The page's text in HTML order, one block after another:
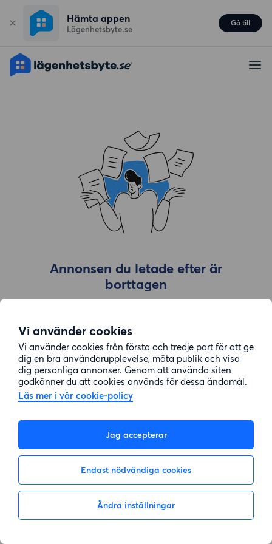
Vi använder cookies
Vi använder cookies från första och tredje part för att ge
dig en bra användarupplevelse, mäta publik och visa
dig personliga annonser. Genom att använda siten
godkänner du att cookies används för dessa ändamål.
Läs mer i vår cookie-policy
Jag accepterar
Endast nödvändiga cookies
Ändra inställningar
Hämta appen
Lägenhetsbyte.se
Gå till
Annonsen du letade efter är
borttagen
Gå till sök